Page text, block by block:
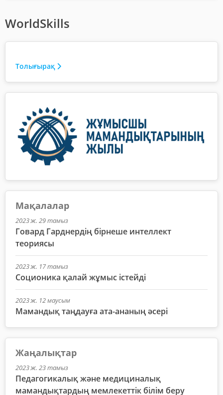
WorldSkills
Толығырақ
Мақалалар
2023 ж. 29 тамыз
Говард Гарднердің бірнеше интеллект
теориясы
2023 ж. 17 тамыз
Соционика қалай жұмыс істейді
2023 ж. 12 маусым
Мамандық таңдауға ата-ананың әсері
Жаңалықтар
2023 ж. 23 тамыз
Педагогикалық және медициналық
мамандықтардың мемлекеттік білім беру